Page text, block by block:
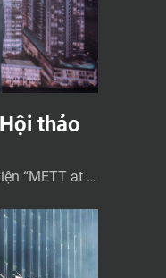
thảo
“METT at S
cả quý Qu
thành công
tin về giá tr